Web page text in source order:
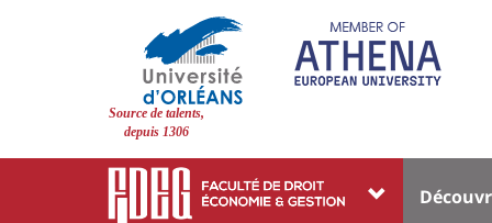
Site
Source de talents,
depuis 1306
Université